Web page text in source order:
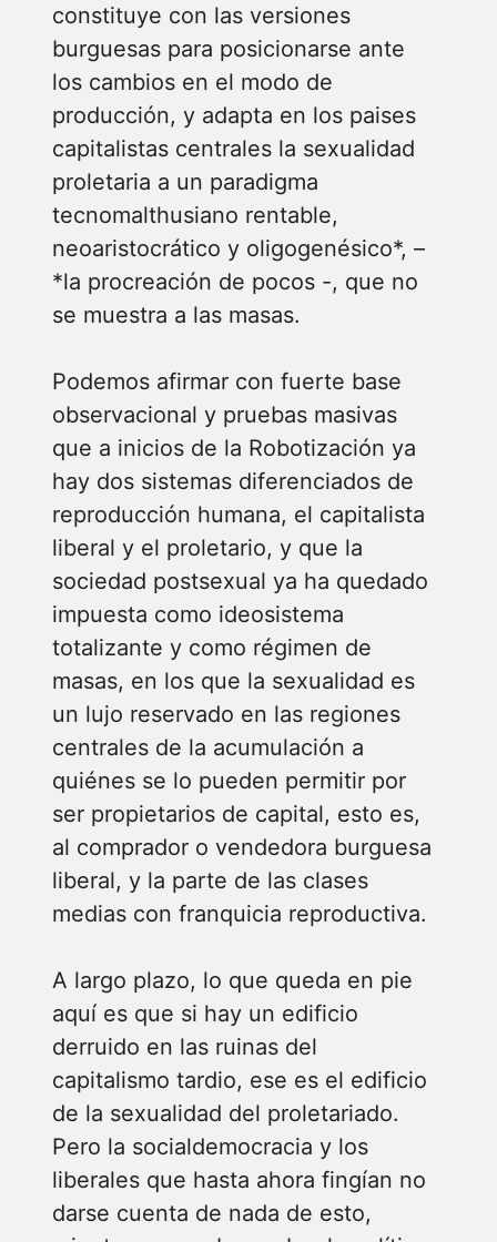
constituye con las versiones
burguesas para posicionarse ante
los cambios en el modo de
producción, y adapta en los paises
capitalistas centrales la sexualidad
proletaria a un paradigma
tecnomalthusiano rentable,
neoaristocrático y oligogenésico*, –
*la procreación de pocos -, que no
se muestra a las masas.
Podemos afirmar con fuerte base
observacional y pruebas masivas
que a inicios de la Robotización ya
hay dos sistemas diferenciados de
reproducción humana, el capitalista
liberal y el proletario, y que la
sociedad postsexual ya ha quedado
impuesta como ideosistema
totalizante y como régimen de
masas, en los que la sexualidad es
un lujo reservado en las regiones
centrales de la acumulación a
quiénes se lo pueden permitir por
ser propietarios de capital, esto es,
al comprador o vendedora burguesa
liberal, y la parte de las clases
medias con franquicia reproductiva.
A largo plazo, lo que queda en pie
aquí es que si hay un edificio
derruido en las ruinas del
capitalismo tardio, ese es el edificio
de la sexualidad del proletariado.
Pero la socialdemocracia y los
liberales que hasta ahora fingían no
darse cuenta de nada de esto,